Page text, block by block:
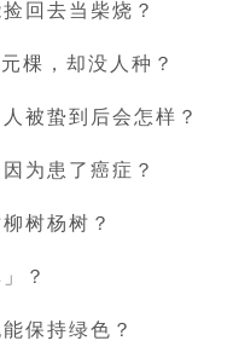
回去当柴烧？
棵，却没人种？
被蛰到后会怎样？
为患了癌症？
树杨树？
？
保持绿色？